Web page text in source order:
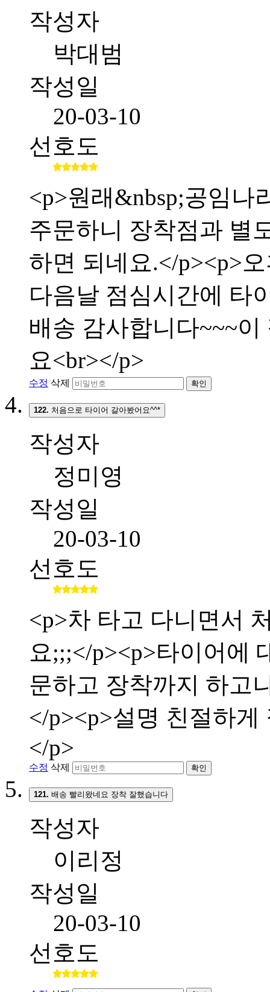
작성자
박대범
작성일
20-03-10
선호도
<p>원래&nbsp;공임나
주문하니 장착점과 별
하면 되네요.</p><p>
다음날 점심시간에 타
배송 감사합니다~~~
요<br></p>
수정 삭제 확인
122. 처음으로 타이어 갈아봤어요^^*
작성자
정미영
작성일
20-03-10
선호도
<p>차 타고 다니면서
요;;;</p><p>타이어에
문하고 장착까지 하고
</p><p>설명 친절하
</p>
수정 삭제 확인
121. 배송 빨리왔네요 장착 잘했습니다
작성자
이리정
작성일
20-03-10
선호도